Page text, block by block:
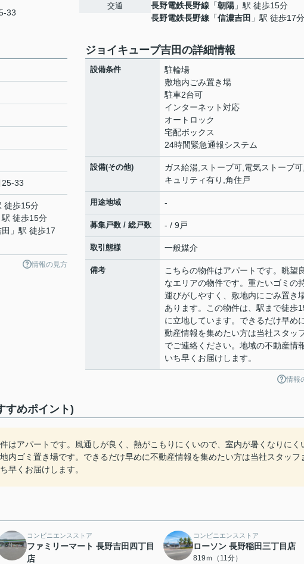
33
交通
長野電鉄長野線 「朝陽 」駅 徒歩15分
長野電鉄長野線 「信濃吉田 」駅 徒歩17分
25-33
徒歩15分
駅 徒歩15分
」駅 徒歩17
情報の見方
ジョイキューブ吉田の詳細情報
設備条件
駐輪場
敷地内ごみ置き場
駐車2台可
インターネット対応
オートロック
宅配ボックス
24時間緊急通報システム
設備(その他)
ガス給湯,ストーブ可,電気ストーブ
キュリティ有り,角住戸
用途地域 -
募集戸数 / 総戸数 - / 9戸
取引態様 一般媒介
備考
こちらの物件はアパートです。眺望
なエリアの物件です。重たいゴミの
運びがしやすく、敷地内にごみ置き
あります。この物件は、駅まで徒歩
に立地しています。できるだけ早め
動産情報を集めたい方は当社スタッ
でご連絡ください。地域の不動産情
いち早くお届けします。
情報
すめポイント)
はアパートです。風通しが良く、熱がこもりにくいので、室内が暑くなりにく
内ゴミ置き場です。できるだけ早めに不動産情報を集めたい方は当社スタッフ
早くお届けします。
コンビニエンスストア
ファミリーマート 長野吉田四丁目
店
コンビニエンスストア
ローソン 長野稲田三丁目店
819ｍ（11分）